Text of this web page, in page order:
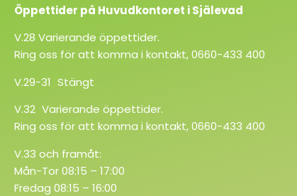
Öppettider på Huvudkontoret i Själevad
V.28 Varierande öppettider.
Ring oss för att komma i kontakt, 0660-433 400
V.29-31 Stängt
V.32 Varierande öppettider.
Ring oss för att komma i kontakt, 0660-433 400
V.33 och framåt:
Mån-Tor 08:15 – 17:00
Fredag 08:15 – 16:00